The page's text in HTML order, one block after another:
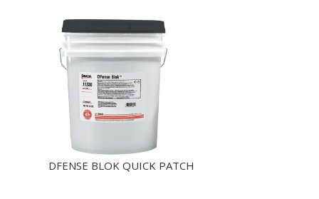
DFENSE BLOK QUICK PATCH